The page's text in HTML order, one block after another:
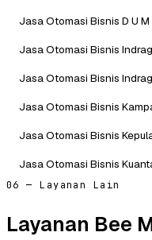
Jasa Otomasi Bisnis D U M
Jasa Otomasi Bisnis
Jasa Otomasi Bisnis
Jasa Otomasi Bisnis
Jasa Otomasi Bisnis
Jasa Otomasi Bisnis
06 — Layanan Lain
Layanan Bee